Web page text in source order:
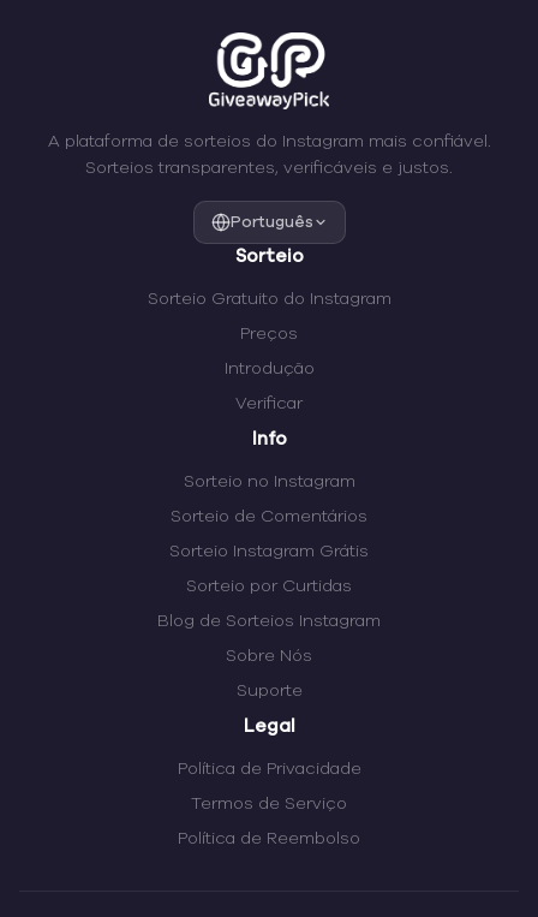
A plataforma de sorteios do Instagram mais confiável.
Sorteios transparentes, verificáveis e justos.
Português
Sorteio
Sorteio Gratuito do Instagram
Preços
Introdução
Verificar
Info
Sorteio no Instagram
Sorteio de Comentários
Sorteio Instagram Grátis
Sorteio por Curtidas
Blog de Sorteios Instagram
Sobre Nós
Suporte
Legal
Política de Privacidade
Termos de Serviço
Política de Reembolso